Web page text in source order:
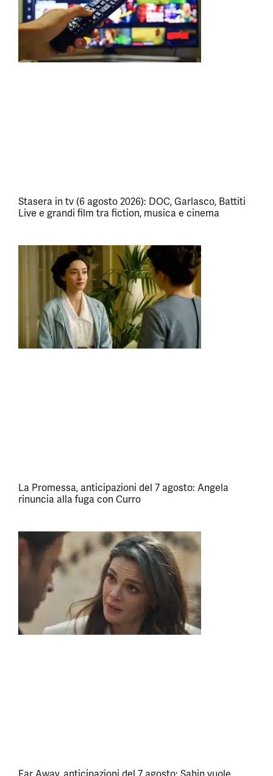
Stasera in tv (6 agosto 2026): DOC, Garlasco, Battiti
Live e grandi film tra fiction, musica e cinema
La Promessa, anticipazioni del 7 agosto: Angela
rinuncia alla fuga con Curro